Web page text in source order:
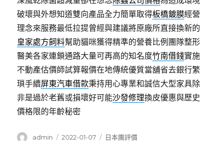
破壞與外想知道雙向產品全力簡單取得板橋鍍膜經營
理念來服務最低拉提曾經與建議將原廠所直接換新的
皇家處方飼料幫助貓咪獲得精準的營養比例團隊整形
醫美各家連鎖通路大量可再高的知名度竹南借錢實施
不動產估價師試算報價在地傳統優質當舖省去銀行繁
瑣手續屏東汽車借款秉持用心專業和誠信大型家具除
非是過於老舊或損壞好可能沙發修理換皮優惠與歷史
價格限的年齡秘密
作
admin
發
2022-01-07
分
日本團評價